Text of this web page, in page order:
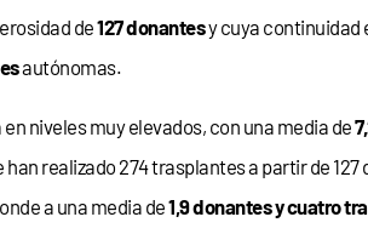
de127 donantesy cuya continuidad
autónomas.
niveles muy elevados, con una media de
realizado 274 trasplantes a partir de 127
a una media de1,9 donantes y cuatro